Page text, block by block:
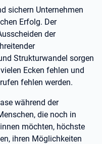
sichern Unternehmen
Erfolg. Der
der
Strukturwandel sorgen
Ecken fehlen und
fehlen werden.
während der
die noch in
möchten, höchste
ihren Möglichkeiten